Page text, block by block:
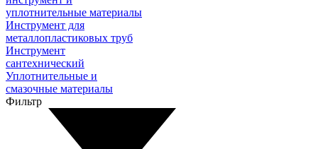
уплотнительные материалы
Инструмент для
металлопластиковых труб
Инструмент
сантехнический
Уплотнительные и
смазочные материалы
Фильтр